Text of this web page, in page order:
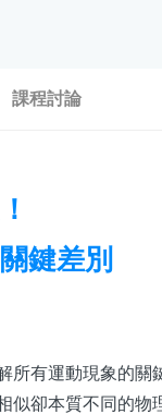
課程討論
鍵差別
有運動現象的關
似卻本質不同的物